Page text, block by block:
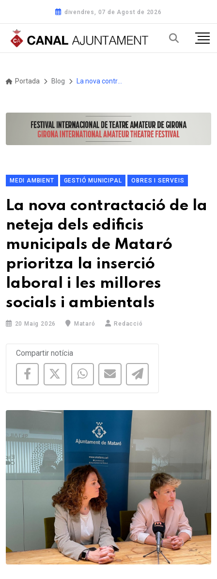
divendres, 07 de Agost de 2026
Portada Blog
MEDI AMBIENT GESTIÓ MUNICIPAL OBRES I SERVEIS
La nova contractació de la
neteja dels edificis
municipals de Mataró
prioritza la inserció
laboral i les millores
socials i ambientals
20 Maig 2026 Mataró Redacció
Compartir notícia